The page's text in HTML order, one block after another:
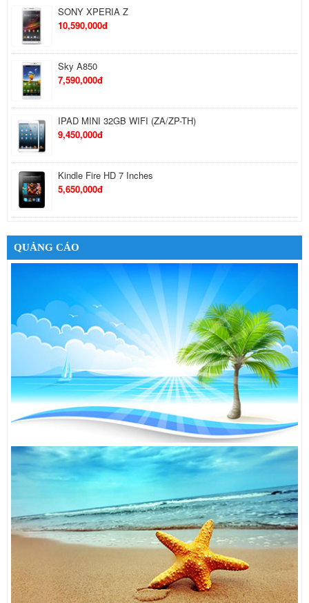
SONY XPERIA Z
10,590,000đ
Sky A850
7,590,000đ
IPAD MINI 32GB WIFI (ZA/ZP-TH)
9,450,000đ
Kindle Fire HD 7 Inches
5,650,000đ
6,490,000đ
Cáp sạc cho iPhone 5
550,000đ
QUẢNG CÁO